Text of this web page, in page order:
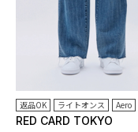
返品OK ライトオンス Aero
RED CARD TOKYO